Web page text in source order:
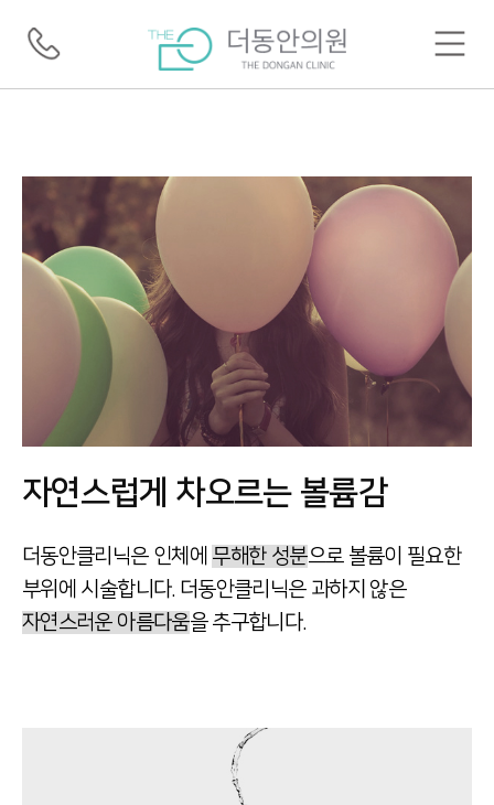
자연스럽게 차오르는 볼륨감
더동안클리닉은 인체에 무해한 성분으로 볼륨이 필요한
부위에 시술합니다. 더동안클리닉은 과하지 않은
자연스러운 아름다움을 추구합니다.